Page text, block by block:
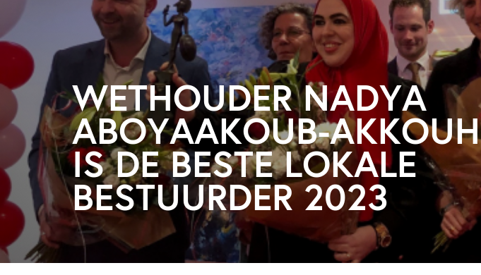
WETHOUDER NADYA
ABOYAAKOUB-AKKOUH
IS DE BESTE LOKALE
BESTUURDER 2023